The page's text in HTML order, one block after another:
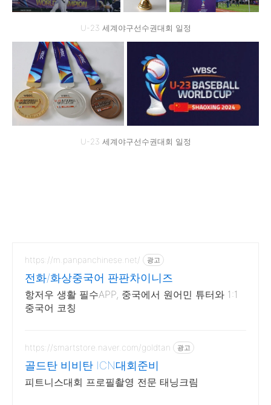
U-23 세계야구선수권대회 일정
U-23 세계야구선수권대회 일정
https://m.panpanchinese.net/ 광고
전화/화상중국어 판판차이니즈
항저우 생활 필수APP, 중국에서 원어민 튜터와 1:1
중국어 코칭
https://smartstore.naver.com/goldtan 광고
골드탄 비비탄 ICN대회준비
피트니스대회 프로필촬영 전문 태닝크림